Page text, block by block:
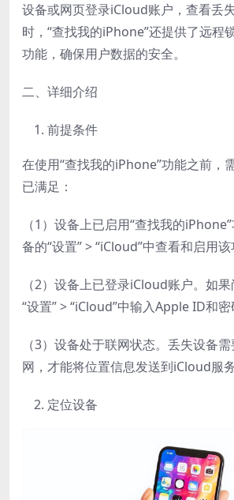
设备或网页登录iCloud账户，查看丢
时，“查找我的iPhone”还提供了远程
功能，确保用户数据的安全。
二、详细介绍
前提条件
在使用“查找我的iPhone”功能之前，
已满足：
（1）设备上已启用“查找我的
备的“设置” > “iCloud”中查看和启用该
（2）设备上已登录iCloud账户。如
“设置” > “iCloud”中输入Apple ID和密
（3）设备处于联网状态。丢失设备
网，才能将位置信息发送到iCloud服务
定位设备